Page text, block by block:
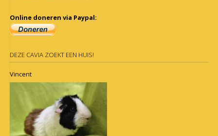
Online doneren via Paypal:
DEZE CAVIA ZOEKT EEN HUIS!
Vincent